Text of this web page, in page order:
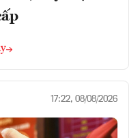
17:22, 08/08/2026